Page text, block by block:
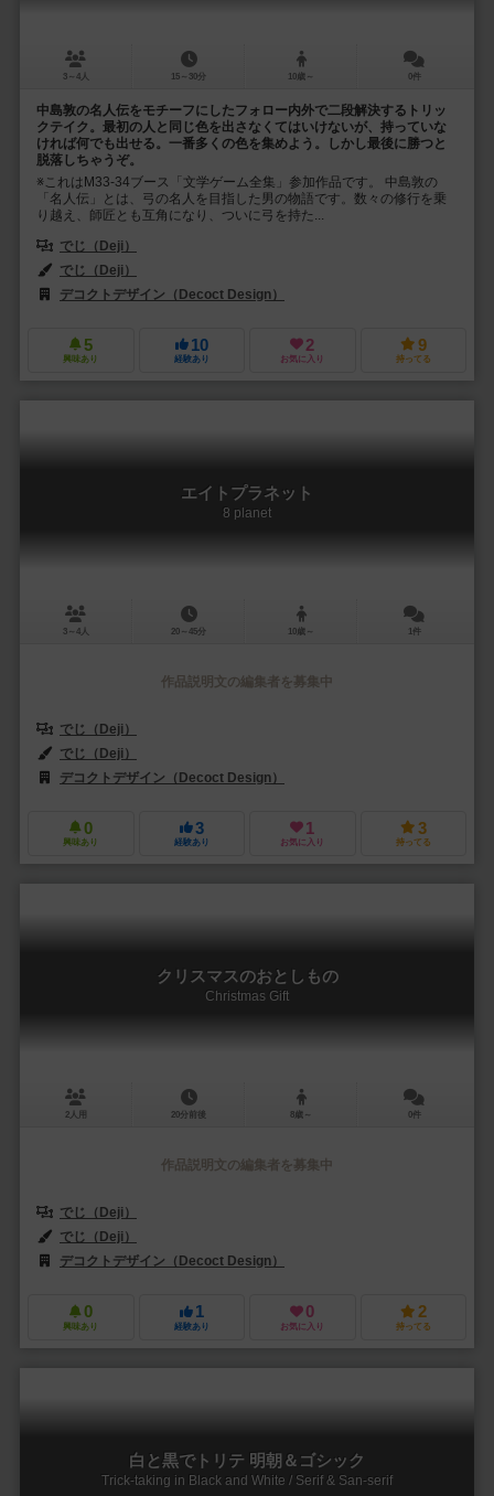
3～4人 15～30分 10歳～ 0件
中島敦の名人伝をモチーフにしたフォロー内外で二段解決するトリッ
クテイク。最初の人と同じ色を出さなくてはいけないが、持っていな
ければ何でも出せる。一番多くの色を集めよう。しかし最後に勝つと
脱落しちゃうぞ。
※これはM33-34ブース「文学ゲーム全集」参加作品です。 中島敦の
「名人伝」とは、弓の名人を目指した男の物語です。数々の修行を乗
り越え、師匠とも互角になり、ついに弓を持た...
でじ（Deji）
でじ（Deji）
デコクトデザイン（Decoct Design）
5
興味あり
10
経験あり
2
お気に入り
9
持ってる
エイトプラネット
8 planet
3～4人 20～45分 10歳～ 1件
作品説明文の編集者を募集中
でじ（Deji）
でじ（Deji）
デコクトデザイン（Decoct Design）
0
興味あり
3
経験あり
1
お気に入り
3
持ってる
クリスマスのおとしもの
Christmas Gift
2人用 20分前後 8歳～ 0件
作品説明文の編集者を募集中
でじ（Deji）
でじ（Deji）
デコクトデザイン（Decoct Design）
0
興味あり
1
経験あり
0
お気に入り
2
持ってる
白と黒でトリテ 明朝＆ゴシック
Trick-taking in Black and White / Serif & San-serif